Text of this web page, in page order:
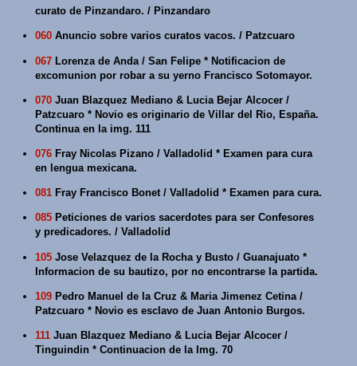
curato de Pinzandaro. / Pinzandaro
060 Anuncio sobre varios curatos vacos. / Patzcuaro
067 Lorenza de Anda / San Felipe * Notificacion de
excomunion por robar a su yerno Francisco Sotomayor.
070 Juan Blazquez Mediano & Lucia Bejar Alcocer /
Patzcuaro * Novio es originario de Villar del Rio, España.
Continua en la img. 111
076 Fray Nicolas Pizano / Valladolid * Examen para cura
en lengua mexicana.
081 Fray Francisco Bonet / Valladolid * Examen para cura.
085 Peticiones de varios sacerdotes para ser Confesores
y predicadores. / Valladolid
105 Jose Velazquez de la Rocha y Busto / Guanajuato *
Informacion de su bautizo, por no encontrarse la partida.
109 Pedro Manuel de la Cruz & Maria Jimenez Cetina /
Patzcuaro * Novio es esclavo de Juan Antonio Burgos.
111 Juan Blazquez Mediano & Lucia Bejar Alcocer /
Tinguindin * Continuacion de la Img. 70